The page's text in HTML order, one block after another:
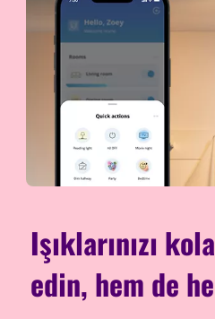
Işıklarınızı
edin, hem de